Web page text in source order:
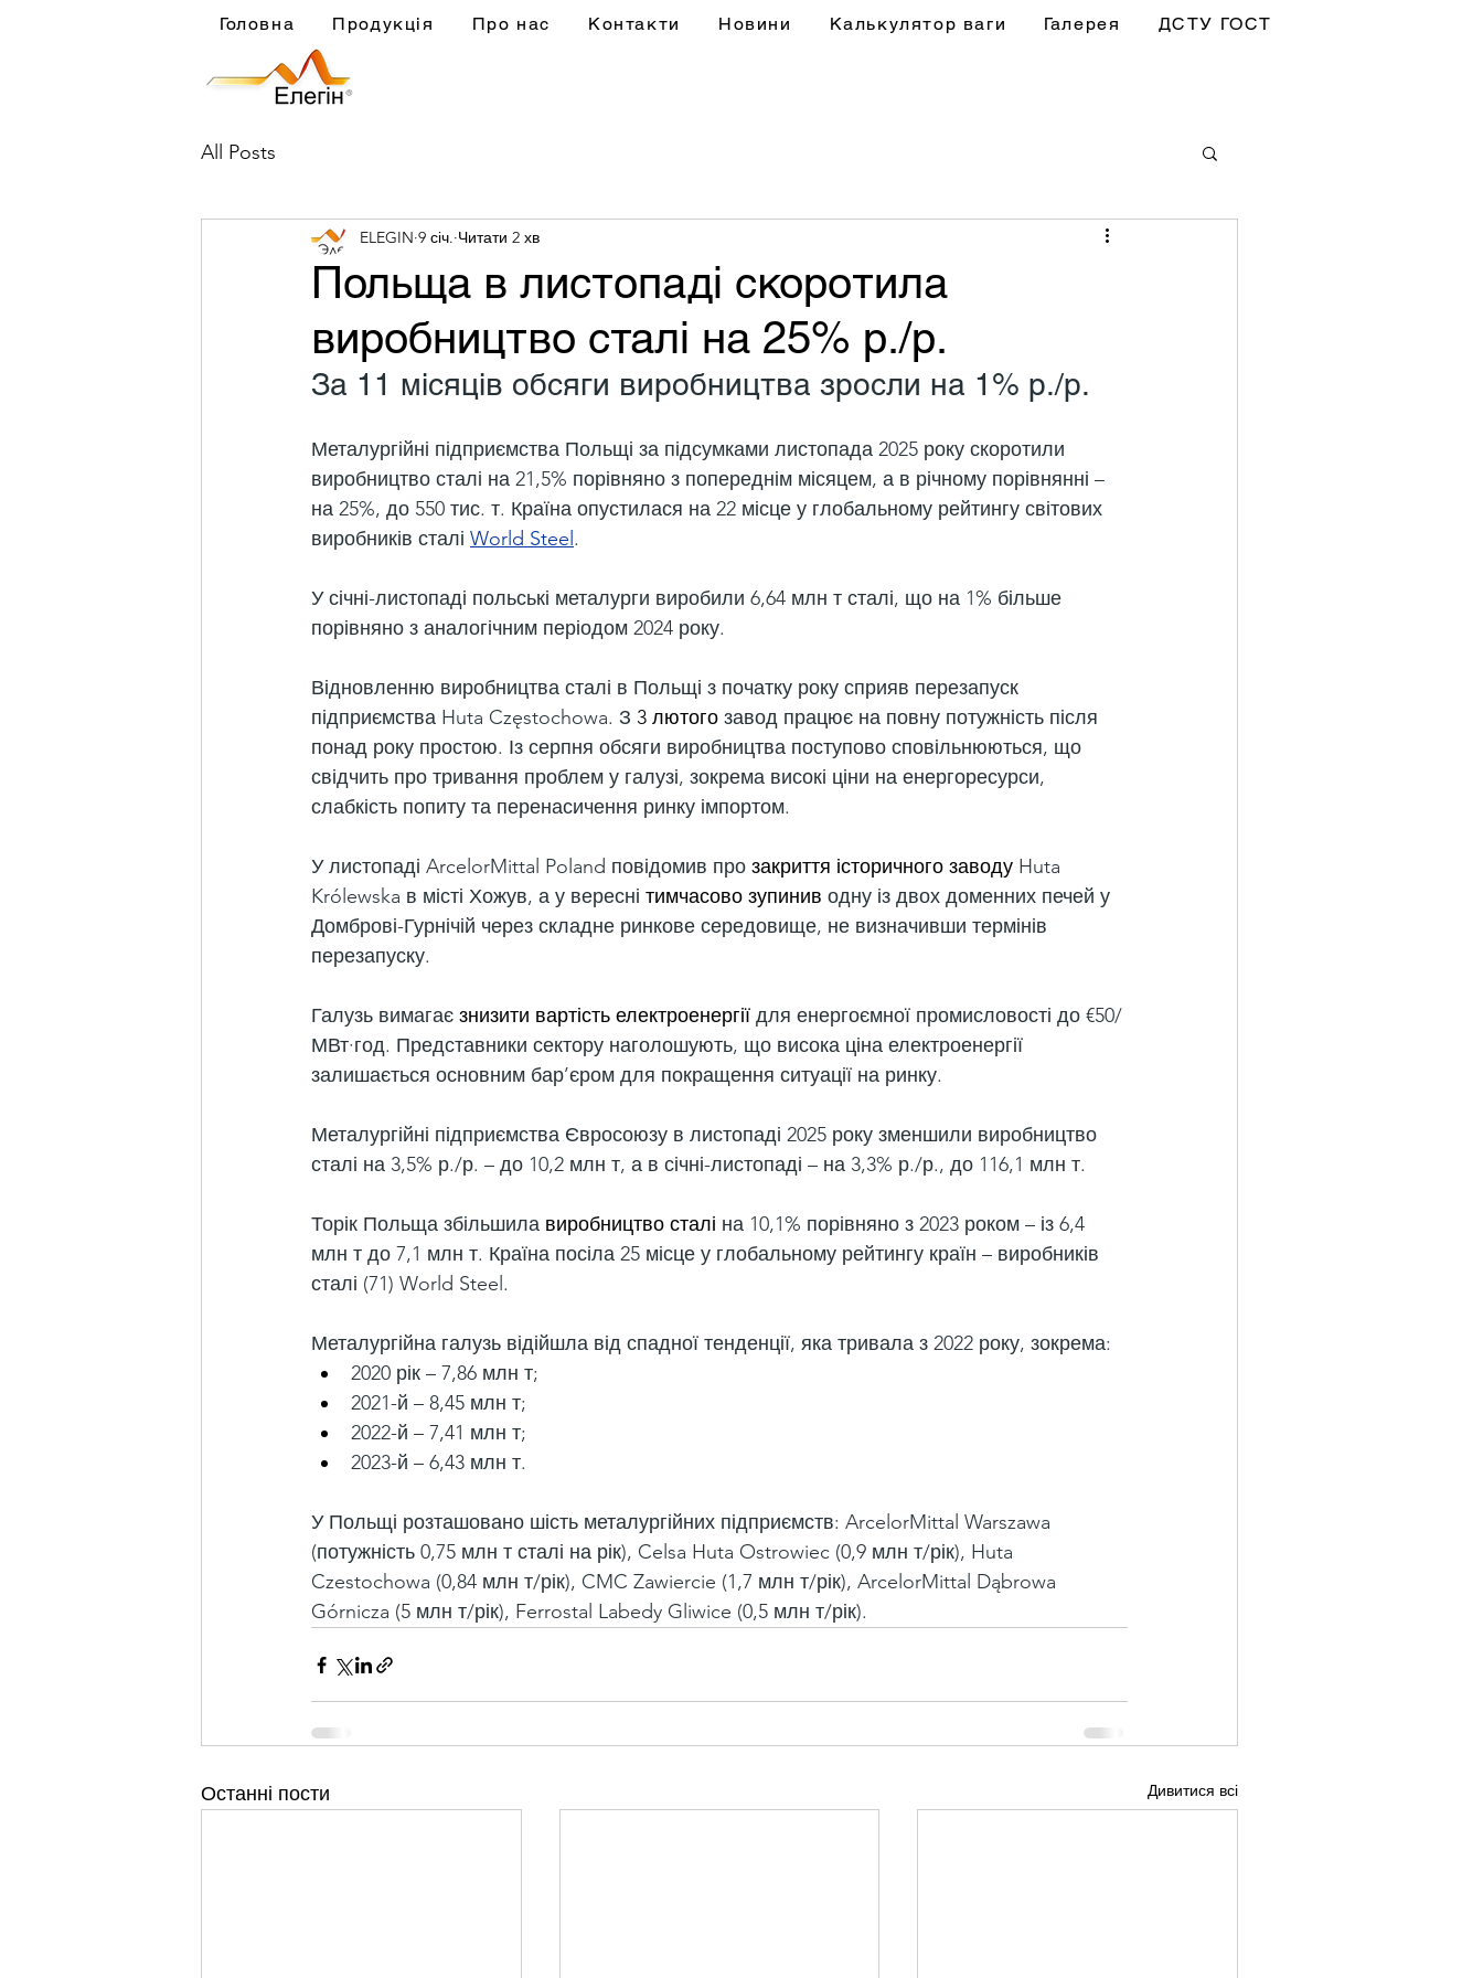
Головна Продукція Про нас Контакти Новини Калькулятор ваги Галерея ДСТУ ГОСТ
All Posts
Польща в листопаді скоротила
виробництво сталі на 25% р./р.
ELEGIN 9 січ. Читати 2 хв
За 11 місяців обсяги виробництва зросли на 1% р./р.
Металургійні підприємства Польщі за підсумками листопада 2025 року скоротили
виробництво сталі на 21,5% порівняно з попереднім місяцем, а в річному порівнянні –
на 25%, до 550 тис. т. Країна опустилася на 22 місце у глобальному рейтингу світових
виробників сталі World Steel .
У січні-листопаді польські металурги виробили 6,64 млн т сталі, що на 1% більше
порівняно з аналогічним періодом 2024 року.
Відновленню виробництва сталі в Польщі з початку року сприяв перезапуск
підприємства Huta Częstochowa. З 3 лютого завод працює на повну потужність після
понад року простою. Із серпня обсяги виробництва поступово сповільнюються, що
свідчить про тривання проблем у галузі, зокрема високі ціни на енергоресурси,
слабкість попиту та перенасичення ринку імпортом.
У листопаді ArcelorMittal Poland повідомив про закриття історичного заводу Huta
Królewska в місті Хожув, а у вересні тимчасово зупинив одну із двох доменних печей у
Домброві-Гурнічій через складне ринкове середовище, не визначивши термінів
перезапуску.
Галузь вимагає знизити вартість електроенергії для енергоємної промисловості до €50/
МВт·год. Представники сектору наголошують, що висока ціна електроенергії
залишається основним бар’єром для покращення ситуації на ринку.
Металургійні підприємства Євросоюзу в листопаді 2025 року зменшили виробництво
сталі на 3,5% р./р. – до 10,2 млн т, а в січні-листопаді – на 3,3% р./р., до 116,1 млн т.
Торік Польща збільшила виробництво сталі на 10,1% порівняно з 2023 роком – із 6,4
млн т до 7,1 млн т. Країна посіла 25 місце у глобальному рейтингу країн – виробників
сталі (71) World Steel.
Металургійна галузь відійшла від спадної тенденції, яка тривала з 2022 року, зокрема:
2020 рік – 7,86 млн т;
2021-й – 8,45 млн т;
2022-й – 7,41 млн т;
2023-й – 6,43 млн т.
У Польщі розташовано шість металургійних підприємств: ArcelorMittal Warszawa
(потужність 0,75 млн т сталі на рік), Celsa Huta Ostrowiec (0,9 млн т/рік), Huta
Czestochowa (0,84 млн т/рік), CMC Zawiercie (1,7 млн т/рік), ArcelorMittal Dąbrowa
Górnicza (5 млн т/рік), Ferrostal Labedy Gliwice (0,5 млн т/рік).
Останні пости Дивитися всі